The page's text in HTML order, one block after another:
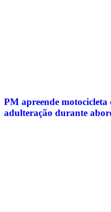
PM apreende motocicleta
adulteração durante